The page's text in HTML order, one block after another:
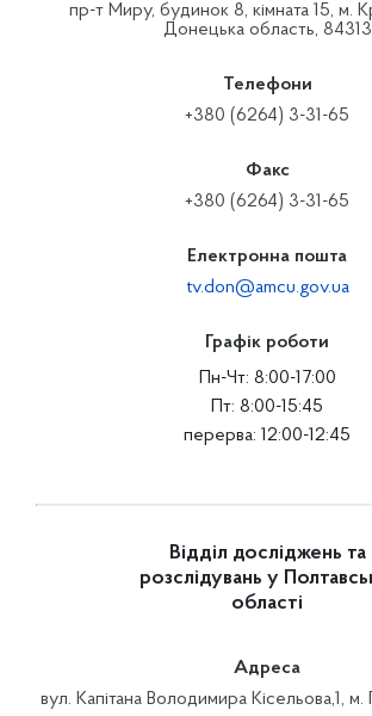
пр-т Миру, будинок 8, кімната 15, м.
Донецька область, 84313
Телефони
+380 (6264) 3-31-65
Факс
+380 (6264) 3-31-65
Електронна пошта
tv.don@amcu.gov.ua
Графік роботи
Пн-Чт: 8:00-17:00
Пт: 8:00-15:45
перерва: 12:00-12:45
Відділ досліджень та
розслідувань у
області
Адреса
вул. Капітана Володимира Кісельова,1,